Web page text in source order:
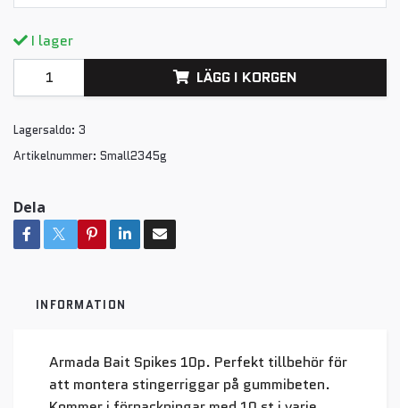
I lager
LÄGG I KORGEN
Lagersaldo: 3
Artikelnummer: Small2345g
Dela
INFORMATION
Armada Bait Spikes 10p. Perfekt tillbehör för
att montera stingerriggar på gummibeten.